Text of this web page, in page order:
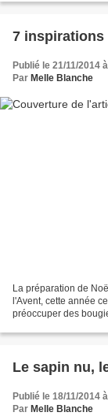
7 inspirations
Publié le 21/11/2014
Par Melle Blanche
La préparation de
l'Avent, cette année
préoccuper des
Le sapin nu,
Publié le 18/11/2014
Par Melle Blanche